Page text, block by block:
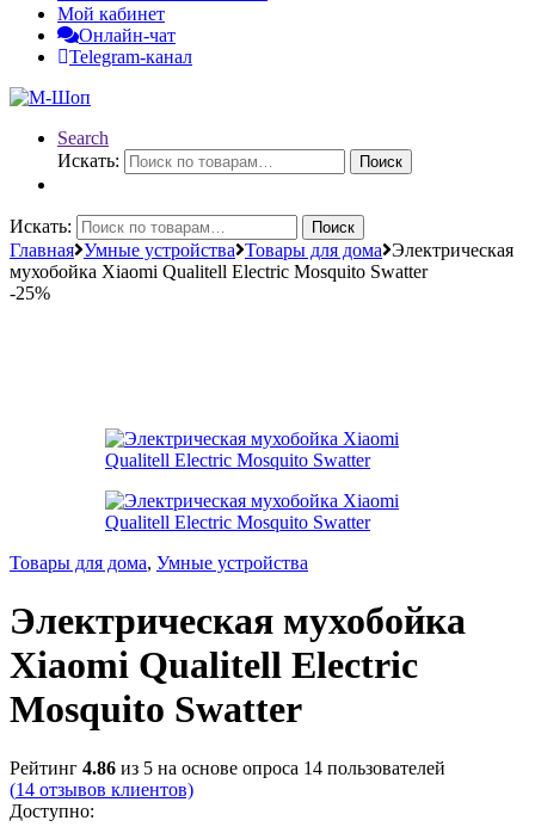
Мой кабинет
Онлайн-чат
Telegram-канал
Search
Искать:
Поиск
Искать: Поиск
Главная Умные устройства Товары для дома Электрическая
мухобойка Xiaomi Qualitell Electric Mosquito Swatter
-25%
Товары для дома, Умные устройства
Электрическая мухобойка
Xiaomi Qualitell Electric
Mosquito Swatter
Рейтинг 4.86 из 5 на основе опроса 14 пользователей
(14 отзывов клиентов)
Доступно: